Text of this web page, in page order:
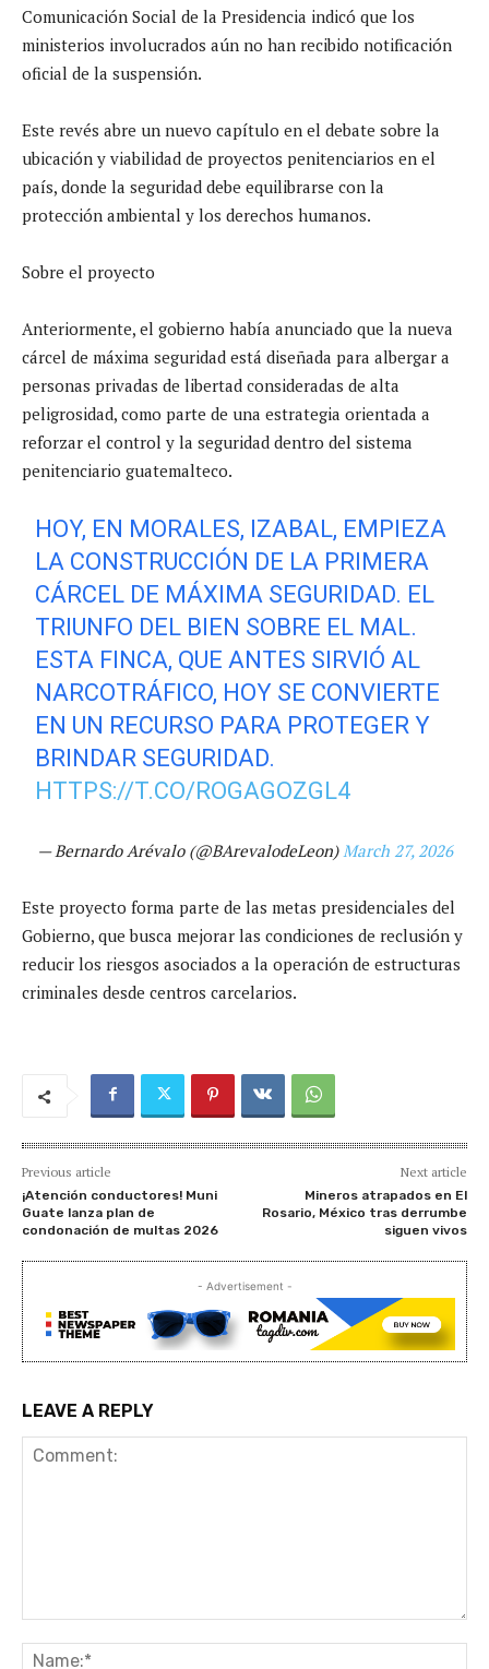
Comunicación Social de la Presidencia indicó que los
ministerios involucrados aún no han recibido notificación
oficial de la suspensión.
Este revés abre un nuevo capítulo en el debate sobre la
ubicación y viabilidad de proyectos penitenciarios en el
país, donde la seguridad debe equilibrarse con la
protección ambiental y los derechos humanos.
Sobre el proyecto
Anteriormente, el gobierno había anunciado que la nueva
cárcel de máxima seguridad está diseñada para albergar a
personas privadas de libertad consideradas de alta
peligrosidad, como parte de una estrategia orientada a
reforzar el control y la seguridad dentro del sistema
penitenciario guatemalteco.
HOY, EN MORALES, IZABAL, EMPIEZA
LA CONSTRUCCIÓN DE LA PRIMERA
CÁRCEL DE MÁXIMA SEGURIDAD. EL
TRIUNFO DEL BIEN SOBRE EL MAL.
ESTA FINCA, QUE ANTES SIRVIÓ AL
NARCOTRÁFICO, HOY SE CONVIERTE
EN UN RECURSO PARA PROTEGER Y
BRINDAR SEGURIDAD.
HTTPS://T.CO/ROGAGOZGL4
— Bernardo Arévalo (@BArevalodeLeon) March 27, 2026
Este proyecto forma parte de las metas presidenciales del
Gobierno, que busca mejorar las condiciones de reclusión y
reducir los riesgos asociados a la operación de estructuras
criminales desde centros carcelarios.
Previous article
¡Atención conductores! Muni
Guate lanza plan de
condonación de multas 2026
Next article
Mineros atrapados en El
Rosario, México tras derrumbe
siguen vivos
- Advertisement -
LEAVE A REPLY